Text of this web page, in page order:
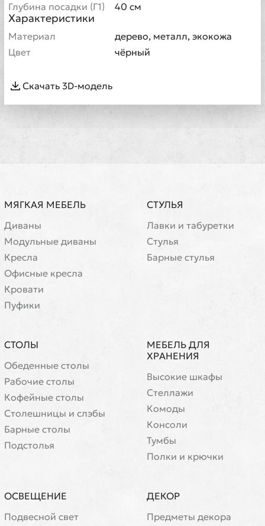
Глубина посадки (Г1)
40 см
Характеристики
Материал
дерево, металл, экокожа
Цвет
чёрный
Скачать 3D-модель
МЯГКАЯ МЕБЕЛЬ
Диваны
Модульные диваны
Кресла
Офисные кресла
Кровати
Пуфики
СТУЛЬЯ
Лавки и табуретки
Стулья
Барные стулья
СТОЛЫ
Обеденные столы
Рабочие столы
Кофейные столы
Cтолешницы и слэбы
Барные столы
Подстолья
МЕБЕЛЬ ДЛЯ
ХРАНЕНИЯ
Высокие шкафы
Стеллажи
Комоды
Консоли
Тумбы
Полки и крючки
ОСВЕЩЕНИЕ
Подвесной свет
ДЕКОР
Предметы декора